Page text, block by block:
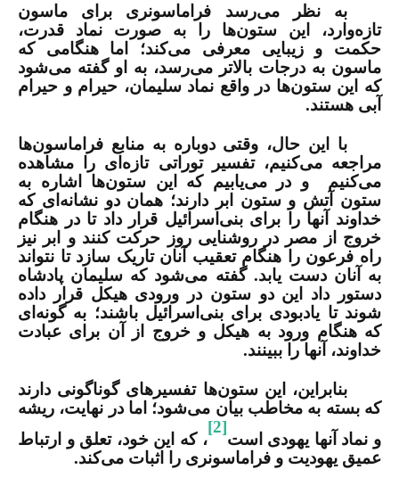
به نظر می‌رسد فراماسونری برای ماسون
تازه‌وارد، این ستون‌ها را به صورت نماد قدرت،
حکمت و زیبایی معرفی می‌کند؛ اما هنگامی که
ماسون به درجات بالاتر می‌رسد، به او گفته می‌شود
که این ستون‌ها در واقع نماد سلیمان، حيرام و حيرام
آبی هستند.
با این حال، وقتی دوباره به منابع فراماسون‌ها
مراجعه می‌کنیم، تفسیر توراتی تازه‌ای را مشاهده
می‌کنیم
و در می‌یابیم که این ستون‌ها اشاره به
ستون آتش و ستون ابر دارند؛ همان دو نشانه‌ای که
خداوند آن­ها را برای بنی‌اسرائیل قرار داد تا در هنگام
خروج از مصر در روشنایی روز حرکت کنند و ابر نیز
راه فرعون را هنگام تعقیب آنان تاریک سازد تا نتواند
به آنان دست یابد. گفته می‌شود که سلیمان پادشاه
دستور داد این دو ستون در ورودی هیکل قرار داده
شوند تا یادبودی برای بنی‌اسرائیل باشند؛ به گونه‌ای
که هنگام ورود به هیکل و خروج از آن برای عبادت
خداوند، آن­ها را ببینند.
بنابراین، این ستون‌ها تفسیرهای گوناگونی دارند
که بسته به مخاطب بیان می‌شود؛ اما در نهایت، ریشه
و نماد آن­ها یهودی است
[2]
، که این خود، تعلق و ارتباط
عمیق یهودیت و فراماسونری را اثبات می‌کند.